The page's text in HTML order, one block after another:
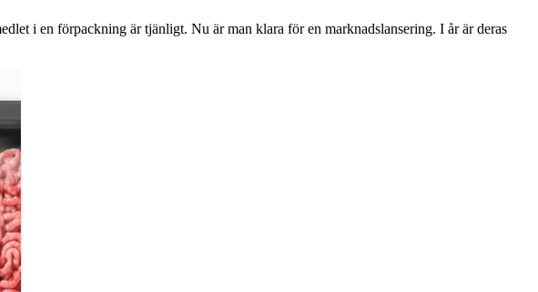
i en förpackning är tjänligt. Nu är man klara för en marknadslansering. I år är deras